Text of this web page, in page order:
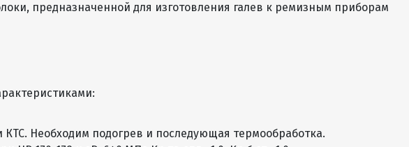
По запросу
11,78 А, Б
12,56 А, Б ПН, ПУ, ПВ, ПО О, НО
предназначенной для изготовления галев к ремизным приборам
Необходим подогрев и последующая термообработка.